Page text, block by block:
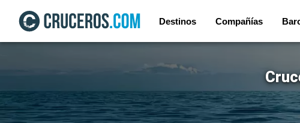
Destinos Compañías